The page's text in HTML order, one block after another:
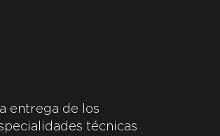
entrega de los
técnicas